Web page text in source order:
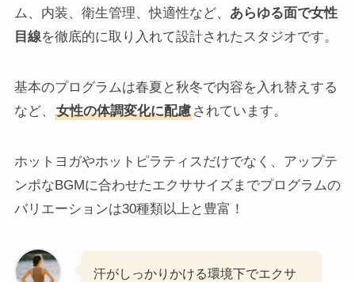
ム、内装、衛生管理、快適性など、 あらゆる面で女性
目線を徹底的に取り入れて設計されたスタジオです。
基本のプログラムは春夏と秋冬で内容を入れ替えする
など、
女性の体調変化に配慮されています。
ホットヨガやホットピラティスだけでなく、アップテ
ンポなBGMに合わせたエクササイズまでプログラムの
バリエーションは30種類以上と豊富！
汗がしっかりかける環境下でエクサ